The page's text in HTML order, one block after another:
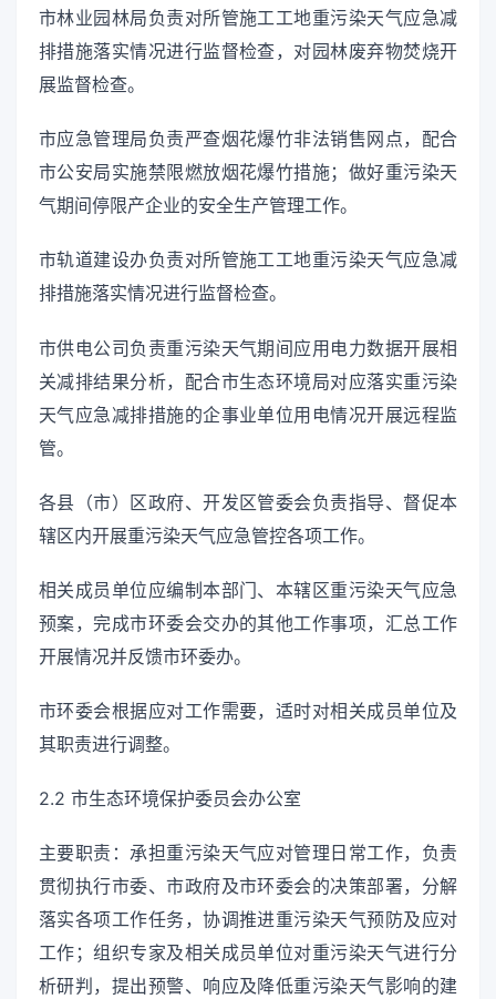
市林业园林局负责对所管施工工地重污染天气应急减
排措施落实情况进行监督检查，对园林废弃物焚烧开
展监督检查。
市应急管理局负责严查烟花爆竹非法销售网点，配合
市公安局实施禁限燃放烟花爆竹措施；做好重污染天
气期间停限产企业的安全生产管理工作。
市轨道建设办负责对所管施工工地重污染天气应急减
排措施落实情况进行监督检查。
市供电公司负责重污染天气期间应用电力数据开展相
关减排结果分析，配合市生态环境局对应落实重污染
天气应急减排措施的企事业单位用电情况开展远程监
管。
各县（市）区政府、开发区管委会负责指导、督促本
辖区内开展重污染天气应急管控各项工作。
相关成员单位应编制本部门、本辖区重污染天气应急
预案，完成市环委会交办的其他工作事项，汇总工作
开展情况并反馈市环委办。
市环委会根据应对工作需要，适时对相关成员单位及
其职责进行调整。
2.2 市生态环境保护委员会办公室
主要职责：承担重污染天气应对管理日常工作，负责
贯彻执行市委、市政府及市环委会的决策部署，分解
落实各项工作任务，协调推进重污染天气预防及应对
工作；组织专家及相关成员单位对重污染天气进行分
析研判，提出预警、响应及降低重污染天气影响的建